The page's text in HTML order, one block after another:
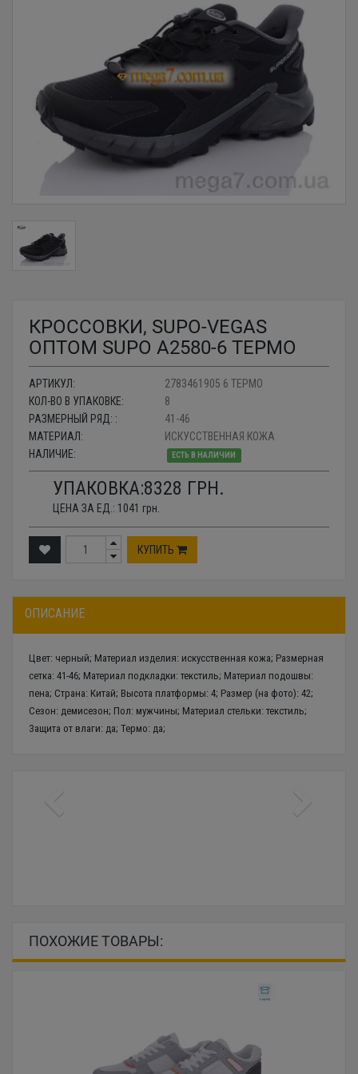
КРОССОВКИ, SUPO-VEGAS
ОПТОМ SUPO A2580-6 ТЕРМО
АРТИКУЛ:
2783461905 6 ТЕРМО
КОЛ-ВО В УПАКОВКЕ:
8
РАЗМЕРНЫЙ РЯД: :
41-46
МАТЕРИАЛ:
ИСКУССТВЕННАЯ КОЖА
НАЛИЧИЕ:
ЕСТЬ В НАЛИЧИИ
УПАКОВКА:8328 ГРН.
ЦЕНА ЗА ЕД.: 1041 грн.
КУПИТЬ
ОПИСАНИЕ
Цвет: черный; Материал изделия: искусственная кожа; Размерная
сетка: 41-46; Материал подкладки: текстиль; Материал подошвы:
пена; Страна: Китай; Высота платформы: 4; Размер (на фото): 42;
Сезон: демисезон; Пол: мужчины; Материал стельки: текстиль;
Защита от влаги: да; Термо: да;
ПОХОЖИЕ ТОВАРЫ: